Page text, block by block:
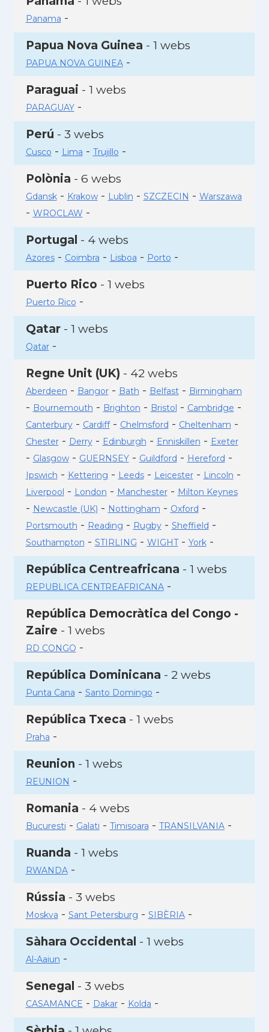
Panama -
Papua Nova Guinea - 1 webs
PAPUA NOVA GUINEA-
Paraguai - 1 webs
PARAGUAY-
Perú - 3 webs
Cusco - Lima - Trujillo -
Polònia - 6 webs
Gdansk- Krakow- Lublin - SZCZECIN - Warszawa
- WROCLAW -
Portugal - 4 webs
Azores- Coimbra - Lisboa - Porto -
Puerto Rico - 1 webs
Puerto Rico -
Qatar- 1 webs
Qatar-
Regne Unit (UK) - 42 webs
Aberdeen - Bangor- Bath - Belfast- Birmingham
- Bournemouth - Brighton - Bristol - Cambridge -
Canterbury- Cardiff- Chelmsford - Cheltenham -
Chester- Derry- Edinburgh - Enniskillen - Exeter
- Glasgow- GUERNSEY- Guildford - Hereford -
Ipswich - Kettering - Leeds- Leicester- Lincoln -
Liverpool - London - Manchester- Milton Keynes
- Newcastle (UK) - Nottingham - Oxford -
Portsmouth - Reading - Rugby- Sheffield -
Southampton - STIRLING - WIGHT- York-
República Centreafricana - 1 webs
REPUBLICA CENTREAFRICANA-
República Democràtica del Congo -
Zaire - 1 webs
RD CONGO -
República Dominicana - 2 webs
Punta Cana - Santo Domingo -
República Txeca - 1 webs
Praha -
Reunion - 1 webs
REUNION -
Romania - 4 webs
Bucuresti - Galati - Timisoara - TRANSILVANIA-
Ruanda - 1 webs
RWANDA-
Rússia - 3 webs
Moskva - Sant Petersburg - SIBÈRIA-
Sàhara Occidental - 1 webs
Al-Aaiun -
Senegal - 3 webs
CASAMANCE - Dakar- Kolda -